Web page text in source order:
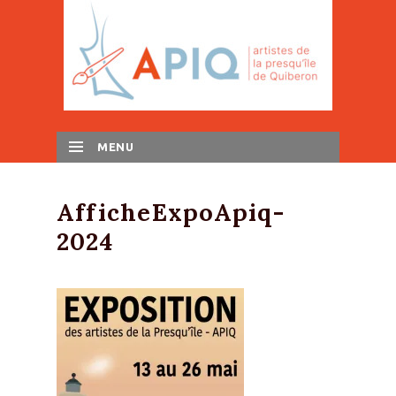
MENU
AfficheExpoApiq-
2024